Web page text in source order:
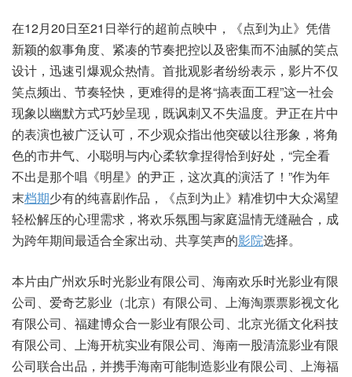
在12月20日至21日举行的超前点映中，《点到为止》凭借
新颖的叙事角度、紧凑的节奏把控以及密集而不油腻的笑点
设计，迅速引爆观众热情。首批观影者纷纷表示，影片不仅
笑点频出、节奏轻快，更难得的是将“搞表面工程”这一社会
现象以幽默方式巧妙呈现，既讽刺又不失温度。尹正在片中
的表演也被广泛认可，不少观众指出他突破以往形象，将角
色的市井气、小聪明与内心柔软拿捏得恰到好处，“完全看
不出是那个唱《明星》的尹正，这次真的演活了！”作为年
末档期少有的纯喜剧作品，《点到为止》精准切中大众渴望
轻松解压的心理需求，将欢乐氛围与家庭温情无缝融合，成
为跨年期间最适合全家出动、共享笑声的影院选择。
本片由广州欢乐时光影业有限公司、海南欢乐时光影业有限
公司、爱奇艺影业（北京）有限公司、上海淘票票影视文化
有限公司、福建博众合一影业有限公司、北京光循文化科技
有限公司、上海开杭实业有限公司、海南一股清流影业有限
公司联合出品，并携手海南可能制造影业有限公司、上海福